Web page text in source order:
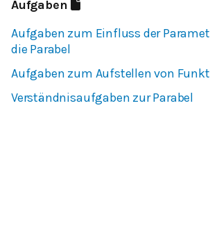
Aufgaben
Aufgaben zum Einfluss der
die Parabel
Aufgaben zum Aufstellen von
Verständnisaufgaben zur Parabel